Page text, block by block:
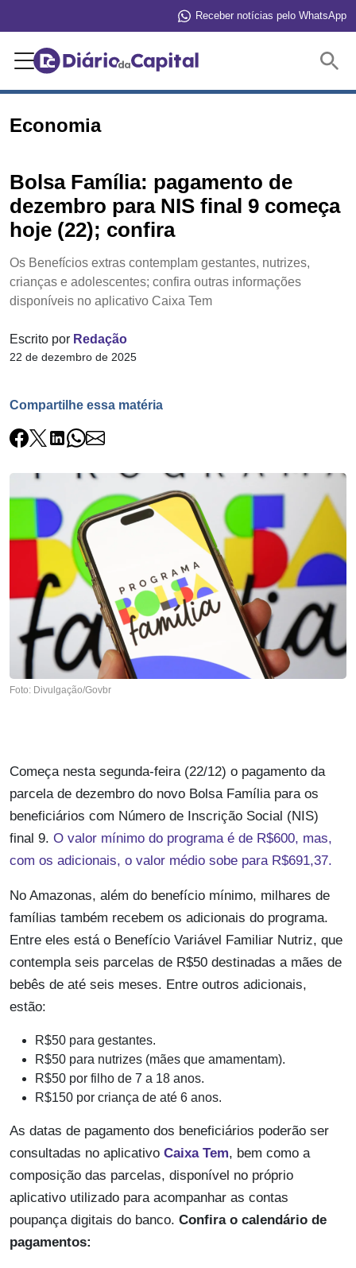
Receber notícias pelo WhatsApp
Economia
Bolsa Família: pagamento de
dezembro para NIS final 9 começa
hoje (22); confira
Os Benefícios extras contemplam gestantes, nutrizes,
crianças e adolescentes; confira outras informações
disponíveis no aplicativo Caixa Tem
Escrito por Redação
22 de dezembro de 2025
Compartilhe essa matéria
Foto: Divulgação/Govbr
Começa nesta segunda-feira (22/12) o pagamento da
parcela de dezembro do novo Bolsa Família para os
beneficiários com Número de Inscrição Social (NIS)
final 9. O valor mínimo do programa é de R$600, mas,
com os adicionais, o valor médio sobe para R$691,37.
No Amazonas, além do benefício mínimo, milhares de
famílias também recebem os adicionais do programa.
Entre eles está o Benefício Variável Familiar Nutriz, que
contempla seis parcelas de R$50 destinadas a mães de
bebês de até seis meses. Entre outros adicionais,
estão:
R$50 para gestantes.
R$50 para nutrizes (mães que amamentam).
R$50 por filho de 7 a 18 anos.
R$150 por criança de até 6 anos.
As datas de pagamento dos beneficiários poderão ser
consultadas no aplicativo Caixa Tem, bem como a
composição das parcelas, disponível no próprio
aplicativo utilizado para acompanhar as contas
poupança digitais do banco. Confira o calendário de
pagamentos: